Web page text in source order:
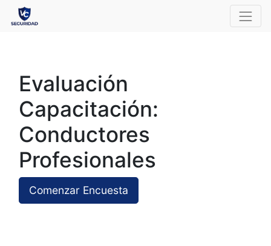
Evaluación
Capacitación:
Conductores
Profesionales
Comenzar Encuesta